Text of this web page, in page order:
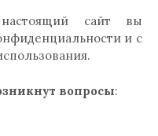
настоящий сайт вы
и с
вопросы: